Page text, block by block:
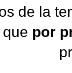
de la
por